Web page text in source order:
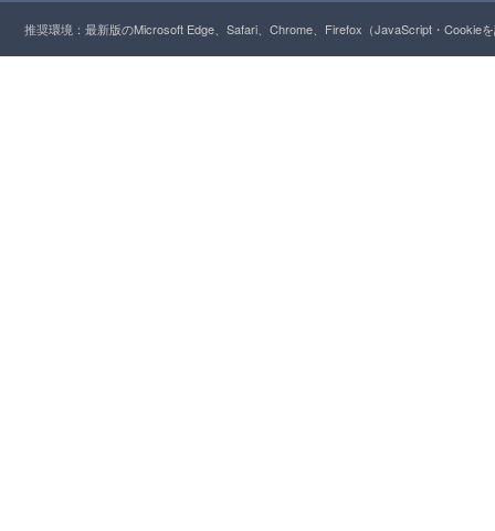
推奨環境：最新版のMicrosoft Edge、Safari、Chrome、Firefox（JavaScript・Cookie